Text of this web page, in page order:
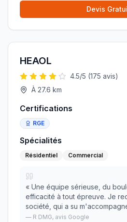
Devis
HEAOL
4.5/5 (175 avis)
À 27.6 km
Certifications
RGE
Spécialités
Résidentiel Commercial
« Une équipe sérieuse, du
efficacité à tout épreuve. Je
société, qui a su
en étant très réactive.
— R DMG, avis Google